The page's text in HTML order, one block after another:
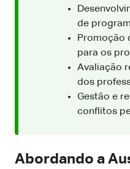
de
Promoção
para os
Avaliação
dos
Gestão e
conflitos
Abordando a